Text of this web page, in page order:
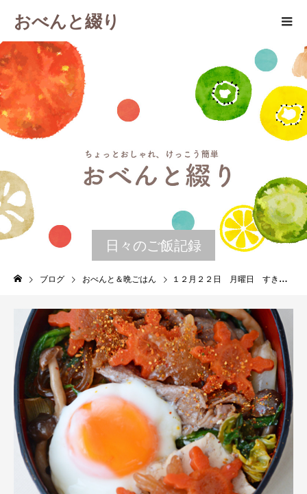
おべんと綴り
日々のご飯記録
ブログ おべんと＆晩ごはん １２月２２日 月曜日 すき焼き丼